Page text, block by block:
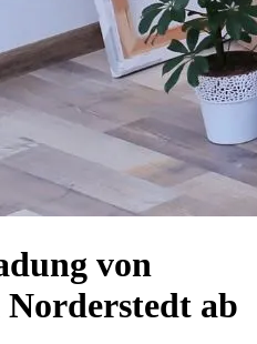
von
ab